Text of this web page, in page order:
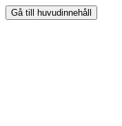
Gå till huvudinnehåll